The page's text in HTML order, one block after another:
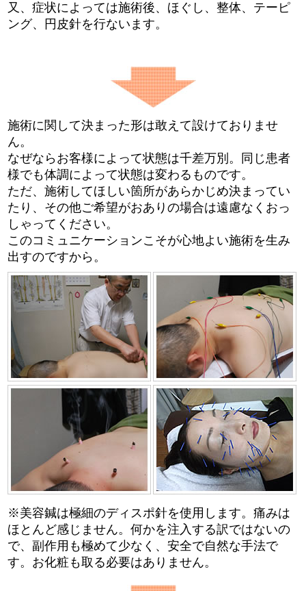
又、症状によっては施術後、ほぐし、整体、テーピ
ング、円皮針を行ないます。
施術に関して決まった形は敢えて設けておりませ
ん。
なぜならお客様によって状態は千差万別。同じ患者
様でも体調によって状態は変わるものです。
ただ、施術してほしい箇所があらかじめ決まってい
たり、その他ご希望がおありの場合は遠慮なくおっ
しゃってください。
このコミュニケーションこそが心地よい施術を生み
出すのですから。
※美容鍼は極細のディスポ針を使用します。痛みは
ほとんど感じません。何かを注入する訳ではないの
で、副作用も極めて少なく、安全で自然な手法で
す。お化粧も取る必要はありません。